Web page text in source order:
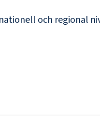
och regional